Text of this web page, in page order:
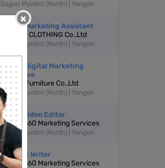
Dagon Myothit (North) | Yangon
Digital Marketing Assistant
MINUSX CLOTHING Co.,Ltd
Dagon Myothit (North) | Yangon
Junior Digital Marketing
Executive
Jupiter Furniture Co.,Ltd
Dagon Myothit (North) | Yangon
TikTok Video Editor
Lucida 360 Marketing Services
Dagon Myothit (North) | Yangon
Content Writer
Lucida 360 Marketing Services
×